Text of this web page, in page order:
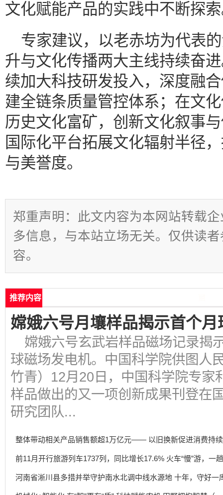
文化赋能产品的实践中不断探
专家建议，以老赤坊为代表
升与文化传播两大主线持续奋
续加大科技研发投入，深度融
建全链条质量管控体系；在文
历史文化富矿，创新文化叙事
国际化平台拓展文化辐射半径
与美誉度。
郑重声明：此文内容为本网站转载
多信息，与本站立场无关。仅供读
容。
推荐内容
嫦娥六号月壤样品揭示首个
嫦娥六号玄武岩样品磁场记录揭
球磁场发电机。中国科学院供图人
竹青）12月20日，中国科学院专家
样品做出的又一项创新成果刊登在
研究团队...
整体带动相关产品销售额超1万亿元—— 以旧换新促进消费持
前11月开行旅游列车1737列，同比增长17.6% 火车“慢”游，一
河南省淅川县多措并举守护南水北调中线水源地 十年，守好一